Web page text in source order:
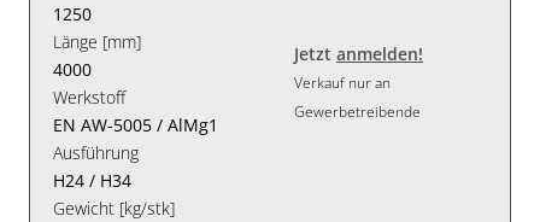
1250
Länge [mm]
4000
Werkstoff
EN AW-5005 / AlMg1
Ausführung
H24 / H34
Gewicht [kg/stk]
Jetzt anmelden!
Verkauf nur an
Gewerbetreibende